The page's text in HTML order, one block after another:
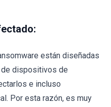
están diseñadas
de dispositivos de
e incluso
Por esta razón, es muy